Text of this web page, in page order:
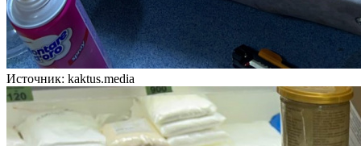
Источник: kaktus.media